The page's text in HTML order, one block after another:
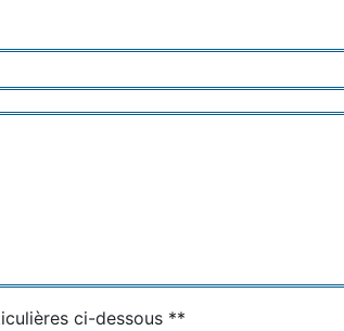
ci-dessous **